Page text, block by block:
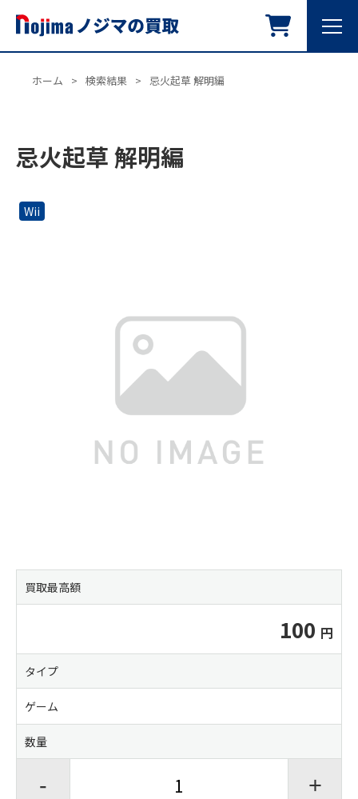
ホーム > 検索結果 > 忌火起草 解明編
忌火起草 解明編
Wii
買取最高額
100
タイプ
ゲーム
数量
- +